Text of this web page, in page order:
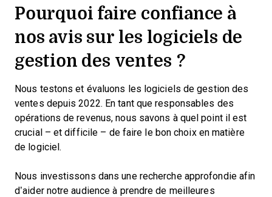
Pourquoi faire confiance à
nos avis sur les logiciels de
gestion des ventes ?
Nous testons et évaluons les logiciels de gestion des
ventes depuis 2022. En tant que responsables des
opérations de revenus, nous savons à quel point il est
crucial – et difficile – de faire le bon choix en matière
de logiciel.
Nous investissons dans une recherche approfondie afin
d’aider notre audience à prendre de meilleures